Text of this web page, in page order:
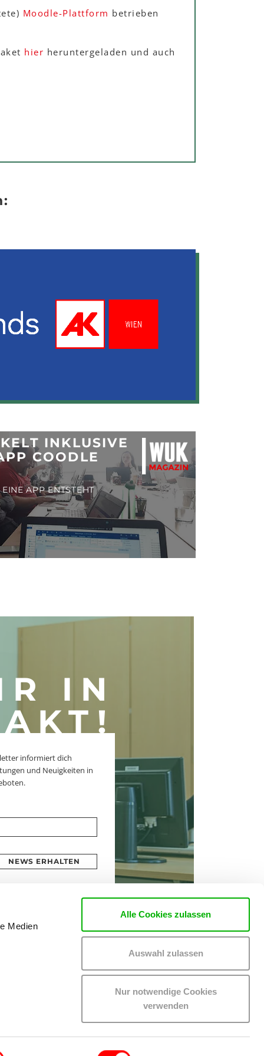
Medien
Alle Cookies zulassen
Auswahl zulassen
Nur notwendige Cookies
verwenden
Moodle-Plattform betrieben
hier heruntergeladen und auch
INKLUSIVE
COODLE
APP ENTSTEHT
IN
informiert dich
und Neuigkeiten in
NEWS ERHALTEN
MITGLIEDER-LOGIN